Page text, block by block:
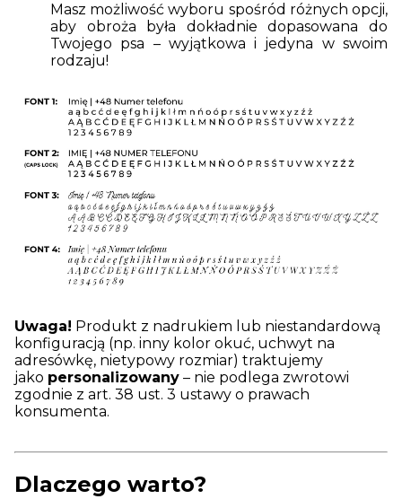
Masz możliwość wyboru spośród różnych opcji,
aby obroża była dokładnie dopasowana do
Twojego psa – wyjątkowa i jedyna w swoim
rodzaju!
Uwaga! Produkt z nadrukiem lub niestandardową
konfiguracją (np. inny kolor okuć, uchwyt na
adresówkę, nietypowy rozmiar) traktujemy
jako personalizowany – nie podlega zwrotowi
zgodnie z art. 38 ust. 3 ustawy o prawach
konsumenta.
Dlaczego warto?